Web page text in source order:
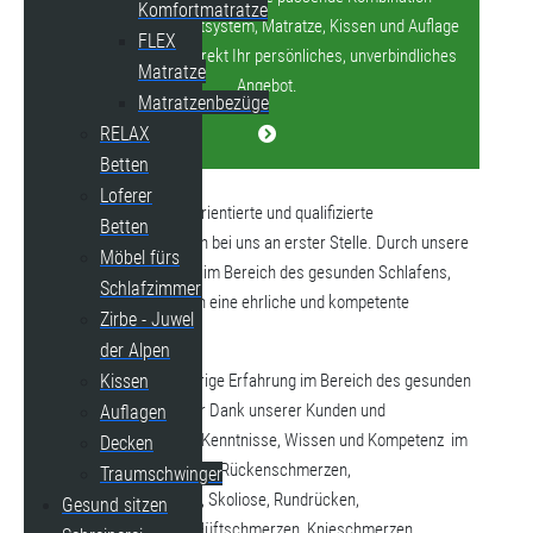
Komfortmatratze
FLEX
Matratze
Matratzenbezüge
RELAX
Betten
Loferer
Betten
Möbel fürs
Schlafzimmer
Zirbe - Juwel
der Alpen
Kissen
Auflagen
Decken
Traumschwinger
Gesund sitzen
bestehend aus Bettsystem, Matratze, Kissen und Auflage
und Sie erhalten direkt Ihr persönliches, unverbindliches
Angebot.
Kompetente, kundenorientierte und qualifizierte
Schlafberatung stehen bei uns an erster Stelle. Durch unsere
langjährige Erfahrung im Bereich des gesunden Schlafens,
versprechen wir Ihnen eine ehrliche und kompetente
Schlafberatung.
Durch unsere langjährige Erfahrung im Bereich des gesunden
Schlafens konnten wir Dank unserer Kunden und
Fortbildungen unsere Kenntnisse, Wissen und Kompetenz im
Bereich Gesundheit z.B. Rückenschmerzen,
Bandscheibenvorfälle, Skoliose, Rundrücken,